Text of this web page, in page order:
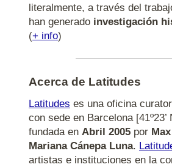
literalmente, a través del
han generado investigación
(+ info)
Acerca de Latitudes
Latitudes es una oficina
con sede en Barcelona [41º23’
fundada en Abril 2005 por
Mariana Cánepa Luna.
artistas e instituciones en la